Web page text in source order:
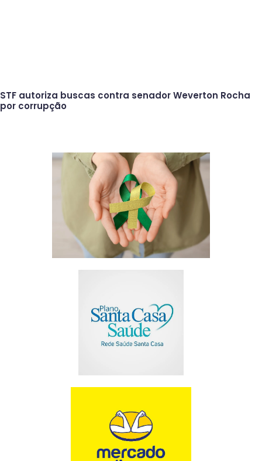
STF autoriza buscas contra senador Weverton Rocha
por corrupção